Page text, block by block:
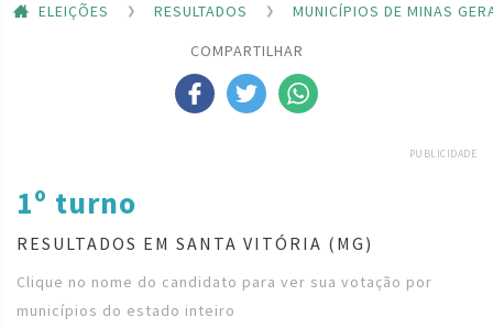
ELEIÇÕES RESULTADOS
MUNICÍPIOS DE MINAS
COMPARTILHAR
PUBLICIDADE
1º turno
RESULTADOS EM SANTA VITÓRIA (MG)
Clique no nome do candidato para ver sua votação por
municípios do estado inteiro